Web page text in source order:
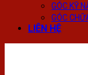
GÓC KỸ
GÓC
LIÊN HỆ